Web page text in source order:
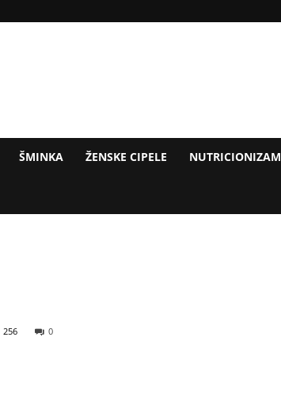
ŠMINKA ŽENSKE CIPELE NUTRICIONIZAM
0
256